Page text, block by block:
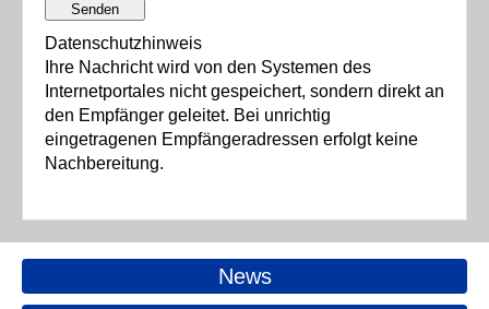
Senden
Datenschutzhinweis
Ihre Nachricht wird von den Systemen des
Internetportales nicht gespeichert, sondern direkt an
den Empfänger geleitet. Bei unrichtig
eingetragenen Empfängeradressen erfolgt keine
Nachbereitung.
News